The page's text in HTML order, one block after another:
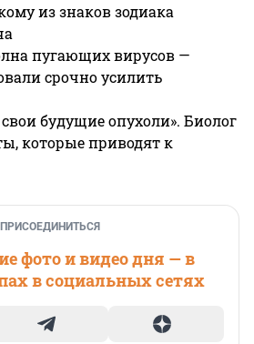
из знаков зодиака
пугающих вирусов —
срочно усилить
будущие опухоли». Биолог
которые приводят к
ПРИСОЕДИНИТЬСЯ
фото и видео дня — в
в социальных сетях